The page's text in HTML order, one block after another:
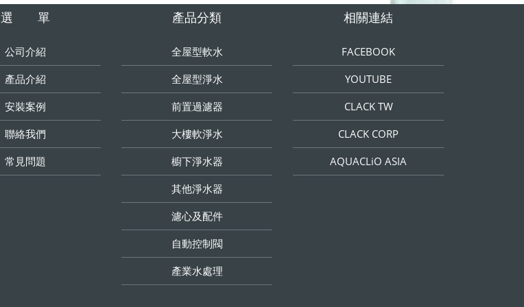
選 單
公司介紹
產品介紹
安裝案例
聯絡我們
常見問題
產品分類
全屋型軟水
全屋型淨水
前置過濾器
大樓軟淨水
櫥下淨水器
其他淨水器
濾心及配件
自動控制閥
產業水處理
相關連結
FACEBOOK
YOUTUBE
CLACK TW
CLACK CORP
AQUACLiO ASIA